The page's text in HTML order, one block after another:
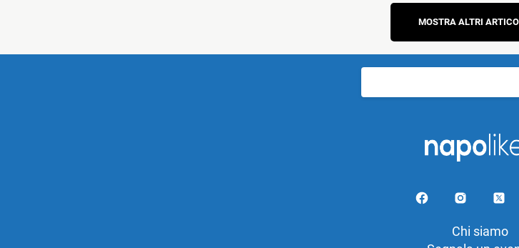
Navigazione
articoli
MOSTRA ALTRI
per:
Chi siamo